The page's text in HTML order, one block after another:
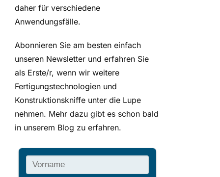
daher für verschiedene
Anwendungsfälle.
Abonnieren Sie am besten einfach
unseren Newsletter und erfahren Sie
als Erste/r, wenn wir weitere
Fertigungstechnologien und
Konstruktionskniffe unter die Lupe
nehmen. Mehr dazu gibt es schon bald
in unserem Blog zu erfahren.